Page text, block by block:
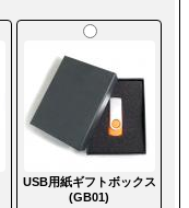
USB用紙ギフトボックス
(GB01)